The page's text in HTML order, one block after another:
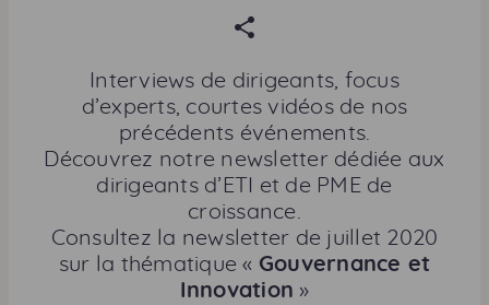
r
t
a
g
e
r
c
e
t
Interviews de dirigeants, focus
d’experts, courtes vidéos de nos
précédents événements.
Découvrez notre newsletter dédiée aux
dirigeants d’ ETI et de PMEde
croissance.
Consultez la newsletter de juillet 2020
sur la thématique « Gouvernance et
Innovation »